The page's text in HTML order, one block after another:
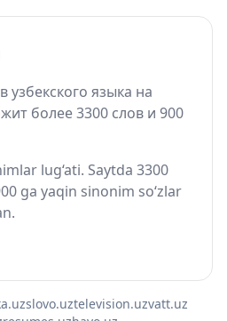
языка на
более 3300 слов и 900
lug‘ati. Saytda 3300
ga yaqin sinonim so‘zlar
slovo.uztelevision.uzvatt.uz